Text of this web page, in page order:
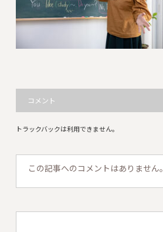
コメント
トラックバックは利用できません。
この記事へのコメントはありません。